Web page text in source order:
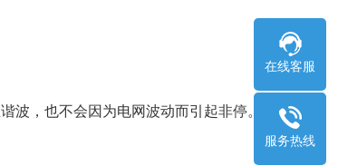
波，也不会因为电网波动而引起非停。
在线客服
服务热线